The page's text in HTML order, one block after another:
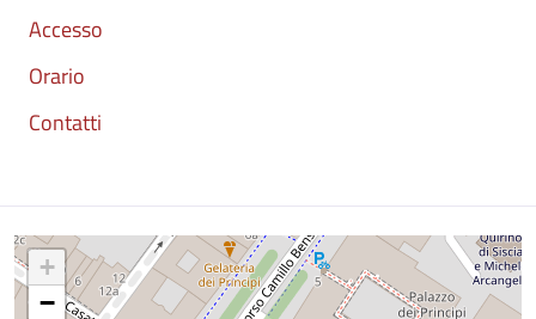
Accesso
Orario
Contatti
Mappa
+
−